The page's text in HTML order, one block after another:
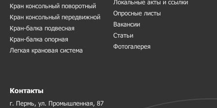
Кран консольный поворотный
Кран консольный передвижной
Кран-балка подвесная
Кран-балка опорная
Легкая крановая система
Локальные акты и ссылки
Опросные листы
Вакансии
Статьи
Фотогалерея
Контакты
г. Пермь, ул. Промышленная, 87